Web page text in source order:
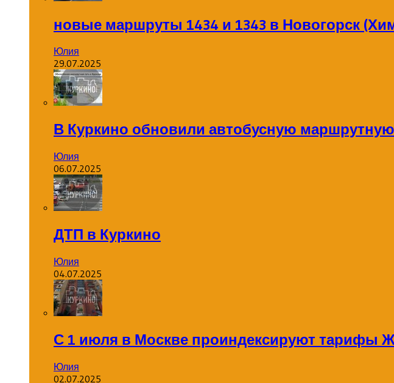
новые маршруты 1434 и 1343 в Новогорск
Юлия
29.07.2025
В Куркино обновили автобусную
Юлия
06.07.2025
ДТП в Куркино
Юлия
04.07.2025
С 1 июля в Москве проиндексируют тарифы
Юлия
02.07.2025